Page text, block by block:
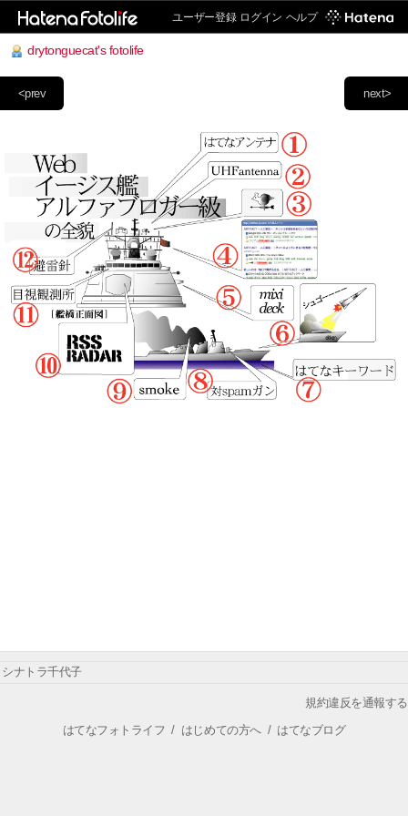
ユーザー登録 ログイン ヘルプ
drytonguecat's fotolife
next>
<prev
シナトラ千代子
規約違反を通報する
はてなフォトライフ / はじめての方へ/ はてなブログ